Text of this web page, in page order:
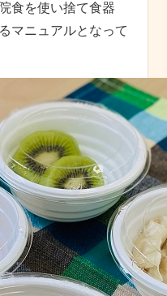
食を使い捨て食器
マニュアルとなって